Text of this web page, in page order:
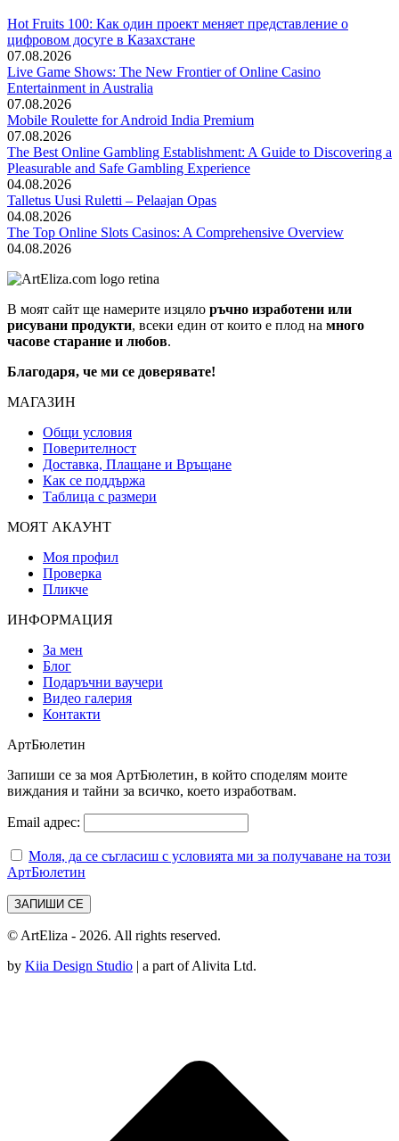
Hot Fruits 100: Как один проект меняет представление о
цифровом досуге в Казахстане
07.08.2026
Live Game Shows: The New Frontier of Online Casino
Entertainment in Australia
07.08.2026
Mobile Roulette for Android India Premium
07.08.2026
The Best Online Gambling Establishment: A Guide to Discovering a
Pleasurable and Safe Gambling Experience
04.08.2026
Talletus Uusi Ruletti – Pelaajan Opas
04.08.2026
The Top Online Slots Casinos: A Comprehensive Overview
04.08.2026
В моят сайт ще намерите изцяло ръчно изработени или
рисувани продукти, всеки един от които е плод на много
часове старание и любов.
Благодаря, че ми се доверявате!
МАГАЗИН
Общи условия
Поверителност
Доставка, Плащане и Връщане
Как се поддържа
Таблица с размери
МОЯТ АКАУНТ
Моя профил
Проверка
Пликче
ИНФОРМАЦИЯ
За мен
Блог
Подаръчни ваучери
Видео галерия
Контакти
АртБюлетин
Запиши се за моя АртБюлетин, в който споделям моите
виждания и тайни за всичко, което изработвам.
Email адрес:
Моля, да се съгласиш с условията ми за получаване на този
АртБюлетин
© ArtEliza - 2026. All rights reserved.
by Kiia Design Studio | a part of Alivita Ltd.